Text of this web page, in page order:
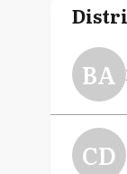
BA
CD